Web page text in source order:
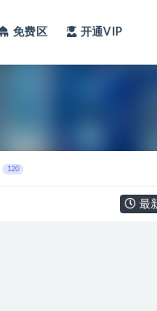
免费区 开通VIP
120
最